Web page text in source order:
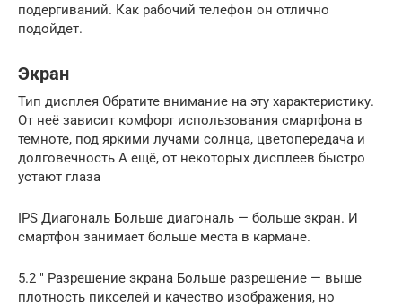
подергиваний. Как рабочий телефон он отлично
подойдет.
Экран
Тип дисплея Обратите внимание на эту характеристику.
От неё зависит комфорт использования смартфона в
темноте, под яркими лучами солнца, цветопередача и
долговечность А ещё, от некоторых дисплеев быстро
устают глаза
IPS Диагональ Больше диагональ — больше экран. И
смартфон занимает больше места в кармане.
5.2 ″ Разрешение экрана Больше разрешение — выше
плотность пикселей и качество изображения, но